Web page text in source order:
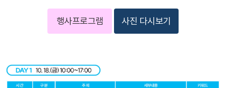
행사프로그램 사진 다시보기